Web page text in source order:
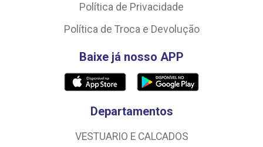
Política de Privacidade
Política de Troca e Devolução
Baixe já nosso APP
Departamentos
VESTUARIO E CALCADOS